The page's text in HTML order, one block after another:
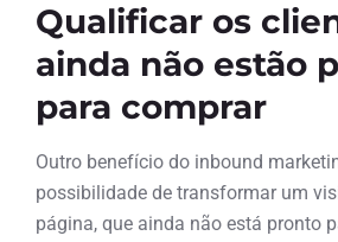
Qualificar os
ainda não estão
para comprar
Outro benefício do inbound
possibilidade de transformar um
página, que ainda não está pronto